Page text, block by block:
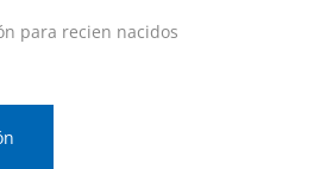
para recien nacidos